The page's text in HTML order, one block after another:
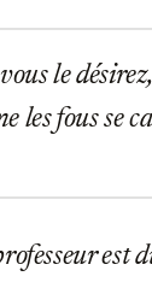
le
les fous se
est